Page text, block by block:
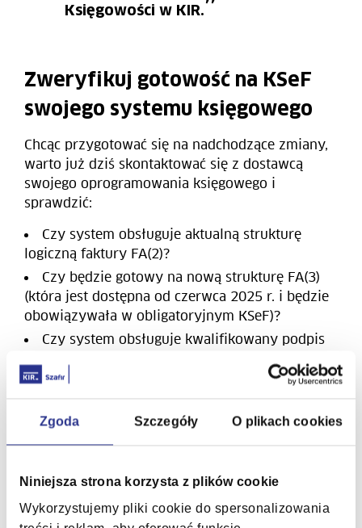
Zgoda Szczegóły O plikach cookies
Niniejsza strona korzysta z plików cookie
Wykorzystujemy pliki cookie do spersonalizowania
Księgowości w KIR.
Zweryfikuj gotowość na KSeF
swojego systemu księgowego
Chcąc przygotować się na nadchodzące zmiany,
warto już dziś skontaktować się z dostawcą
swojego oprogramowania księgowego i
sprawdzić:
Czy system obsługuje aktualną strukturę
logiczną faktury FA(2)?
Czy będzie gotowy na nową strukturę FA(3)
(która jest dostępna od czerwca 2025 r. i będzie
obowiązywała w obligatoryjnym KSeF)?
Czy system obsługuje kwalifikowany podpis
elektroniczną?
Czy system oferuje integrację z API KSeF 2.0?
Cyfrowy rozwój gospodarki
gospodarki. Chociaż wzbudza wiele obaw po
stronie podatników, rozwiązanie to ma przynieść